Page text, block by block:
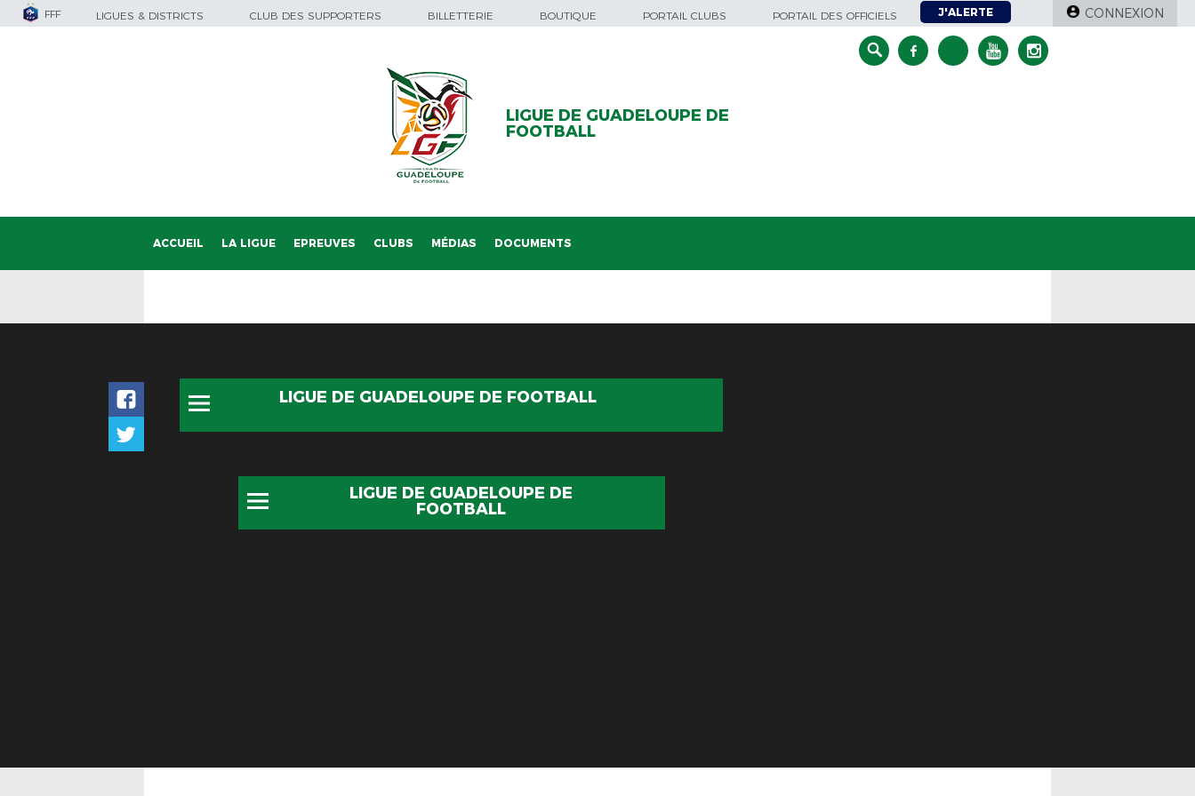
FFF LIGUES & DISTRICTS CLUB DES SUPPORTERS BILLETTERIE BOUTIQUE PORTAIL CLUBS PORTAIL DES OFFICIELS J'ALERTE CONNEXION
LIGUE DE GUADELOUPE DE
FOOTBALL
ACCUEIL LA LIGUE EPREUVES CLUBS MÉDIAS DOCUMENTS